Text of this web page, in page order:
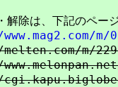
解除は、下記のペー
m/
melten.com/m/